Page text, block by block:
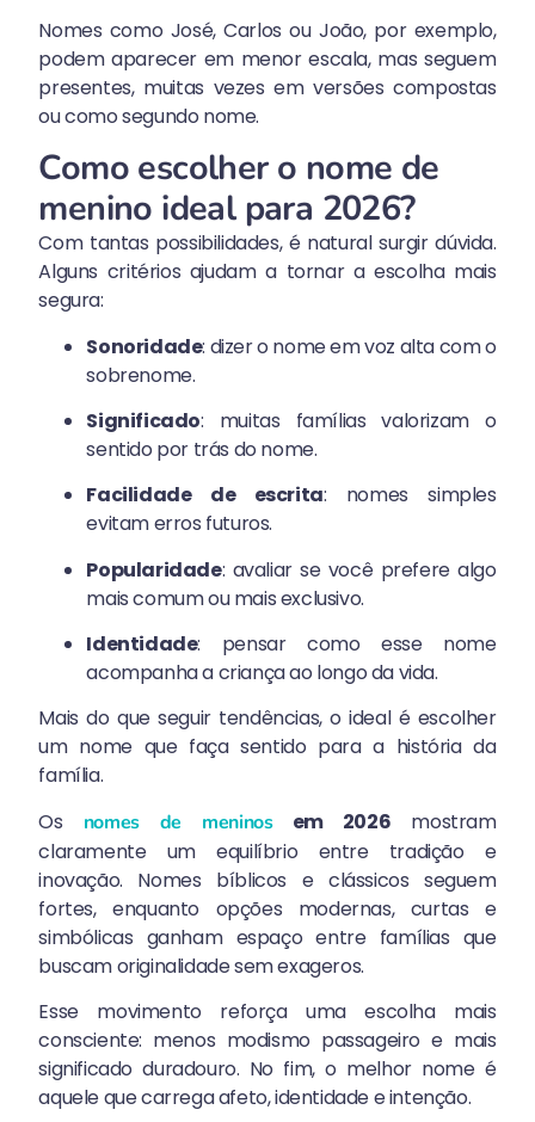
Nomes como José, Carlos ou João, por exemplo,
podem aparecer em menor escala, mas seguem
presentes, muitas vezes em versões compostas
ou como segundo nome.
Como escolher o nome de
menino ideal para 2026?
Com tantas possibilidades, é natural surgir dúvida.
Alguns critérios ajudam a tornar a escolha mais
segura:
Sonoridade: dizer o nome em voz alta com o
sobrenome.
Significado: muitas famílias valorizam o
sentido por trás do nome.
Facilidade de escrita: nomes simples
evitam erros futuros.
Popularidade: avaliar se você prefere algo
mais comum ou mais exclusivo.
Identidade: pensar como esse nome
acompanha a criança ao longo da vida.
Mais do que seguir tendências, o ideal é escolher
um nome que faça sentido para a história da
família.
Os nomes de meninosem 2026 mostram
claramente um equilíbrio entre tradição e
inovação. Nomes bíblicos e clássicos seguem
fortes, enquanto opções modernas, curtas e
simbólicas ganham espaço entre famílias que
buscam originalidade sem exageros.
Esse movimento reforça uma escolha mais
consciente: menos modismo passageiro e mais
significado duradouro. No fim, o melhor nome é
aquele que carrega afeto, identidade e intenção.